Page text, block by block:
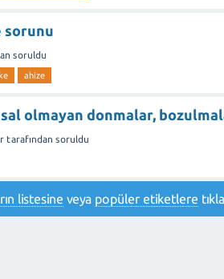
sorunu
soruldu
ahize
olmayan donmalar,
tarafından soruldu
listesine veya popüler etiketlere